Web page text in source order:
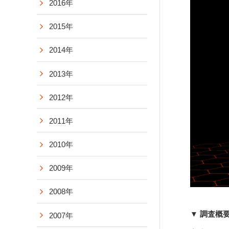
▼ 調査概
2016年
2015年
2014年
2013年
2012年
2011年
2010年
2009年
2008年
2007年